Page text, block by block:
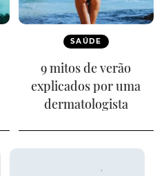
SAÚDE
9 mitos de verão
explicados por uma
dermatologista